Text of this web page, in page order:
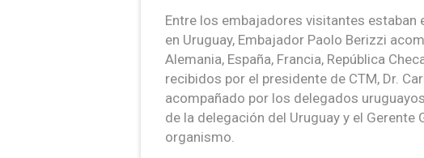
Entre los embajadores visitantes estaban
en Uruguay, Embajador Paolo Berizzi
Alemania, España, Francia, República
recibidos por el presidente de CTM, Dr.
acompañado por los delegados
de la delegación del Uruguay y el
organismo.